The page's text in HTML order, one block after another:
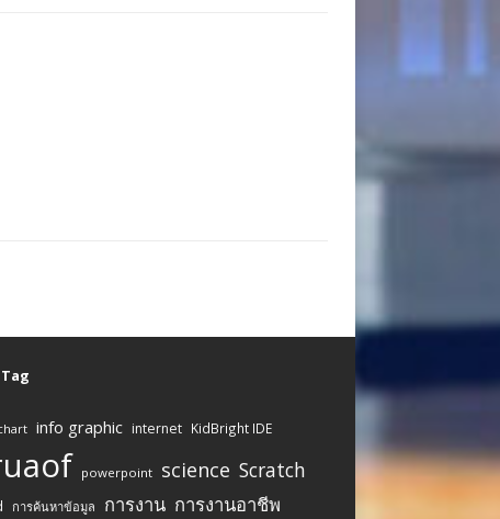
info graphic internet KidBright IDE
powerpoint science Scratch
การค้นหาข้อมูล การงาน การงานอาชีพ